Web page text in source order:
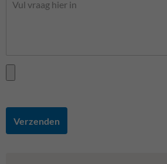
Verzenden